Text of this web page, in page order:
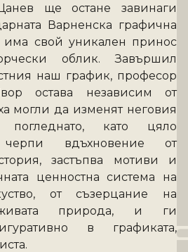
ще остане завинаги
Варненска графична
има свой уникален принос
облик. Завършил
наш график, професор
остава независим от
могли да изменят неговия
погледнато, като цяло
вдъхновение от
застъпва мотиви и
ценностна система на
от съзерцание на
природа, и ги
в графиката,